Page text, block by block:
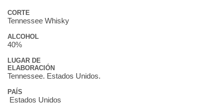
CORTE
Tennessee Whisky
ALCOHOL
40%
LUGAR DE
ELABORACIÓN
Tennessee. Estados Unidos.
PAÍS
Estados Unidos